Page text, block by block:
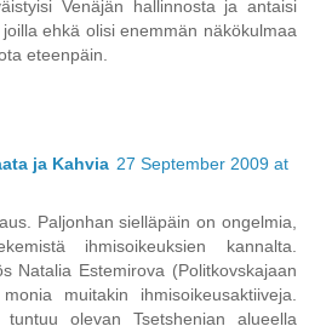
Venäjän hallinnosta ja antaisi
ehkä olisi enemmän näkökulmaa
eteenpäin.
ja Kahvia 27 September 2009 at
Paljonhan sielläpäin on ongelmia,
ihmisoikeuksien kannalta.
Natalia Estemirova (Politkovskajaan
muitakin ihmisoikeusaktiiveja.
tuntuu olevan Tsetshenian alueella